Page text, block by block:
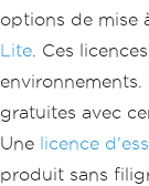
options de mise
Lite . Ces
gratuites avec
Une licence
produit sans